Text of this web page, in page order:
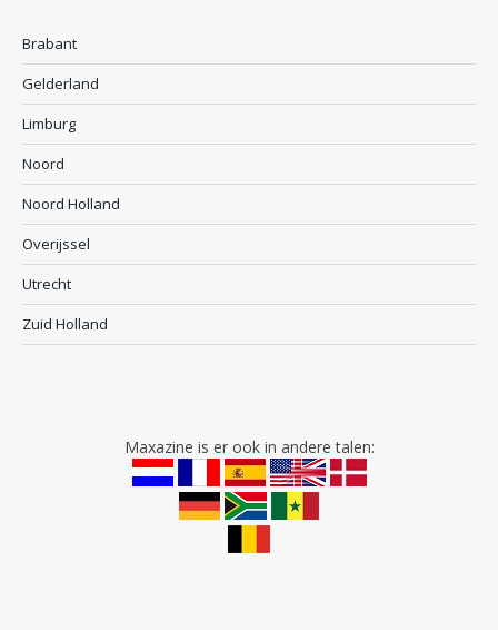
Brabant
Gelderland
Limburg
Noord
Noord Holland
Overijssel
Utrecht
Zuid Holland
Maxazine is er ook in andere talen: